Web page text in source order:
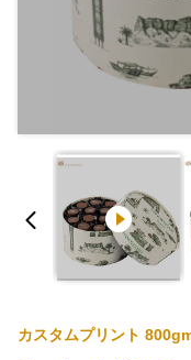
カスタムプリント